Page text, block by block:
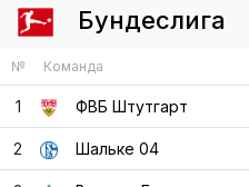
Бундеслига
№ Команда
1 ФВБ Штутгарт
2 Шальке 04